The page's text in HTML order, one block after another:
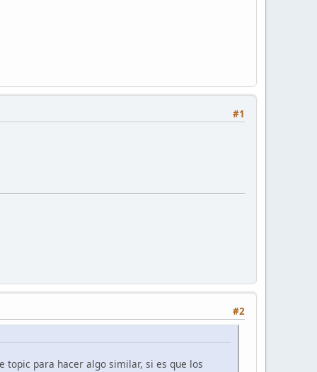
#1
#2
topic para hacer algo similar, si es que los